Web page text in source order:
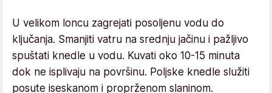
U velikom loncu zagrejati posoljenu vodu do
ključanja. Smanjiti vatru na srednju jačinu i pažljivo
spuštati knedle u vodu. Kuvati oko 10-15 minuta
dok ne isplivaju na površinu. Poljske knedle služiti
posute iseskanom i proprženom slaninom.